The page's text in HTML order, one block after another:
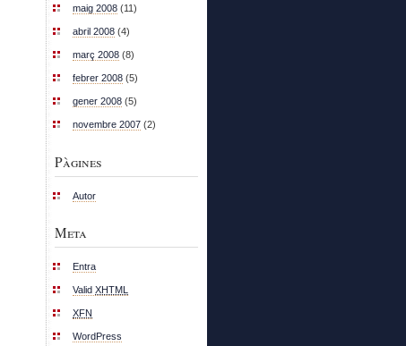
maig 2008 (11)
abril 2008 (4)
març 2008 (8)
febrer 2008 (5)
gener 2008 (5)
novembre 2007 (2)
Pàgines
Autor
Meta
Entra
Valid XHTML
XFN
WordPress